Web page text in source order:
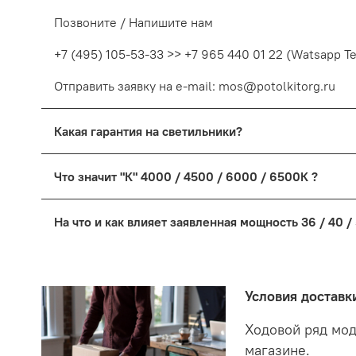
Позвоните / Напишите нам
+7 (495) 105-53-33 >> +7 965 440 01 22 (Watsapp
Отправить заявку на e-mail: mos@potolkitorg.ru
Какая гарантия на светильники?
неисправного товара в на розничный магазин в
будет произведена замена, при отсутствии
светильники и согласуем проблему с
Что значит "К" 4000 / 4500 / 6000 / 6500К ?
Возможно производители поняли что
На что и как влияет заявленная мощность 36 / 40
Если сравнивать светодиодные светильники LED
разы потреблять электроэнергию для освещения
экономите деньги но еще забудете что такое
Условия
Ходовой ряд
магазине.